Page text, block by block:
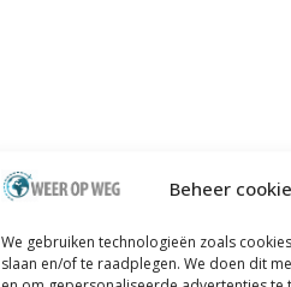
Beheer
We gebruiken technologieën zoals
slaan en/of te raadplegen. We doen dit